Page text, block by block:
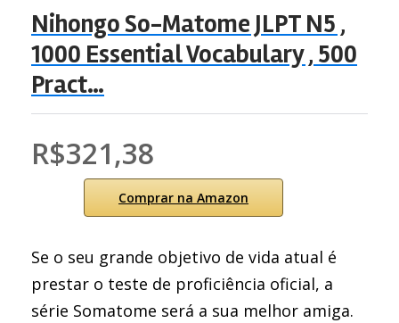
Nihongo So-Matome JLPT N5 ,
1000 Essential Vocabulary , 500
Pract…
R$321,38
Comprar na Amazon
Se o seu grande objetivo de vida atual é
prestar o teste de proficiência oficial, a
série Somatome será a sua melhor amiga.